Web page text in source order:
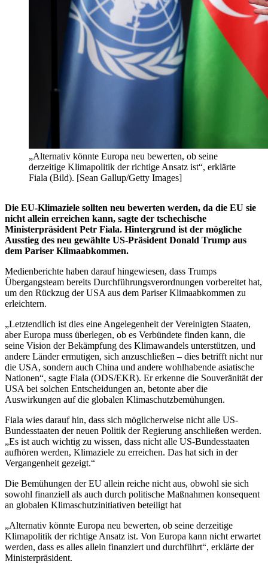
„Alternativ könnte Europa neu bewerten, ob seine
derzeitige Klimapolitik der richtige Ansatz ist“, erklärte
Fiala (Bild). [Sean Gallup/Getty Images]
Die EU-Klimaziele sollten neu bewerten werden, da die EU sie
nicht allein erreichen kann, sagte der tschechische
Ministerpräsident Petr Fiala. Hintergrund ist der mögliche
Ausstieg des neu gewählte US-Präsident Donald Trump aus
dem Pariser Klimaabkommen.
Medienberichte haben darauf hingewiesen, dass Trumps
Übergangsteam bereits Durchführungsverordnungen vorbereitet hat,
um den Rückzug der USA aus dem Pariser Klimaabkommen zu
erleichtern.
„Letztendlich ist dies eine Angelegenheit der Vereinigten Staaten,
aber Europa muss überlegen, ob es Verbündete finden kann, die
seine Vision der Bekämpfung des Klimawandels unterstützen, und
andere Länder ermutigen, sich anzuschließen – dies betrifft nicht nur
die USA, sondern auch China und andere wohlhabende asiatische
Nationen“, sagte Fiala (ODS/EKR). Er erkenne die Souveränität der
USA bei solchen Entscheidungen an, betonte aber die
Auswirkungen auf die globalen Klimaschutzbemühungen.
Fiala wies darauf hin, dass sich möglicherweise nicht alle US-
Bundesstaaten der neuen Politik der Regierung anschließen werden.
„Es ist auch wichtig zu wissen, dass nicht alle US-Bundesstaaten
aufhören werden, Klimaziele zu erreichen. Das hat sich in der
Vergangenheit gezeigt.“
Die Bemühungen der EU allein reiche nicht aus, obwohl sie sich
sowohl finanziell als auch durch politische Maßnahmen konsequent
an globalen Klimaschutzinitiativen beteiligt hat
„Alternativ könnte Europa neu bewerten, ob seine derzeitige
Klimapolitik der richtige Ansatz ist. Von Europa kann nicht erwartet
werden, dass es alles allein finanziert und durchführt“, erklärte der
Ministerpräsident.